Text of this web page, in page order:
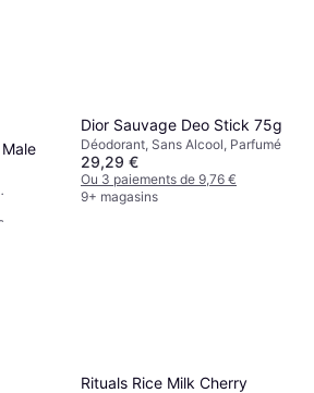
Dior Sauvage Deo Stick 75g
Déodorant, Sans Alcool, Parfumé
29,29 €
Ou 3 paiements de 9,76 €
9+ magasins
Rituals Rice Milk Cherry